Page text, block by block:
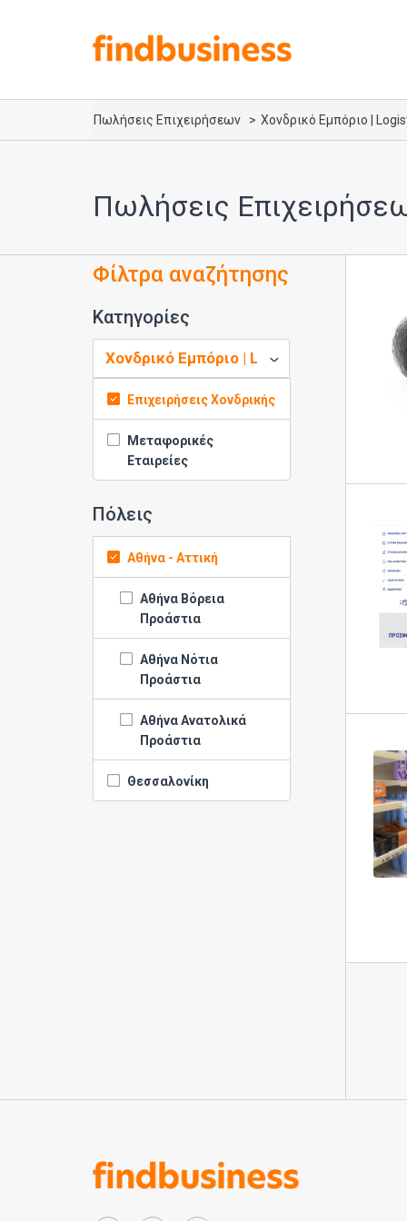
Πωλήσεις Επιχειρήσεων Χονδρικό Εμπόριο |
Πωλήσεις
Φίλτρα αναζήτησης
Κατηγορίες
Επιχειρήσεις Χονδρικής
Μεταφορικές
Εταιρείες
Πόλεις
Αθήνα - Αττική
Αθήνα Βόρεια
Προάστια
Αθήνα Νότια
Προάστια
Αθήνα Ανατολικά
Προάστια
Θεσσαλονίκη